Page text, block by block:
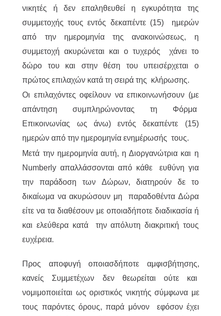
νικητές ή δεν επαληθευθεί η εγκυρότητα της
συμμετοχής τους εντός δεκαπέντε (15) ημερών
από την ημερομηνία της ανακοινώσεως, η
συμμετοχή ακυρώνεται και ο τυχερός χάνει το
δώρο του και στην θέση του υπεισέρχεται ο
πρώτος επιλαχών κατά τη σειρά της κλήρωσης.
Οι επιλαχόντες οφείλουν να επικοινωνήσουν (με
απάντηση συμπληρώνοντας τη Φόρμα
Επικοινωνίας ως άνω) εντός δεκαπέντε (15)
ημερών από την ημερομηνία ενημέρωσής τους.
Μετά την ημερομηνία αυτή, η Διοργανώτρια και η
Numberly απαλλάσσονται από κάθε ευθύνη για
την παράδοση των Δώρων, διατηρούν δε το
δικαίωμα να ακυρώσουν μη παραδοθέντα Δώρα
είτε να τα διαθέσουν με οποιαδήποτε διαδικασία ή
και ελεύθερα κατά την απόλυτη διακριτική τους
ευχέρεια.
Προς αποφυγή οποιασδήποτε αμφισβήτησης,
κανείς Συμμετέχων δεν θεωρείται ούτε και
νομιμοποιείται ως οριστικός νικητής σύμφωνα με
τους παρόντες όρους, παρά μόνον εφόσον έχει